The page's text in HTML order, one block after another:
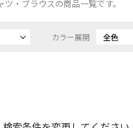
・ブラウスの商品一覧です。
カラー展開 全色